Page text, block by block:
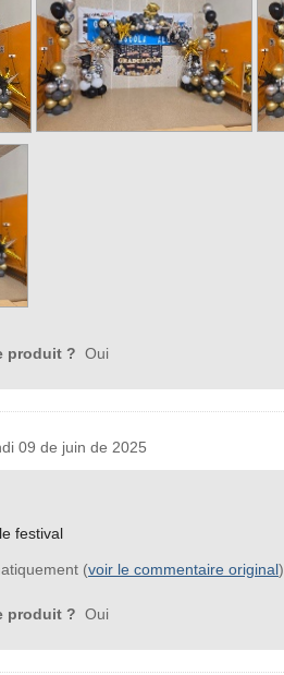
produit ? Oui
de juin de 2025
festival
(voir le commentaire original)
produit ? Oui